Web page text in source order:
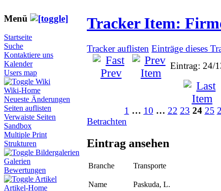
Menü
Startseite
Suche
Kontaktiere uns
Kalender
Users map
Wiki
Wiki-Home
Neueste Änderungen
Seiten auflisten
Verwaiste Seiten
Sandbox
Multiple Print
Strukturen
Bildergalerien
Galerien
Bewertungen
Artikel
Artikel-Home
Tracker Item:
Tracker auflisten Einträge dieses
Eintrag: 24/
1 … 10 … 22 23 24 25
Betrachten
Eintrag ansehen
Branche Transporte
Name Paskuda, L.